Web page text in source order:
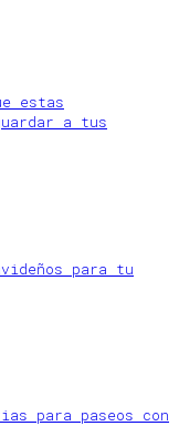
estas
a tus
para tu
para paseos con